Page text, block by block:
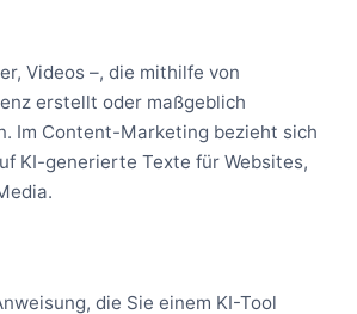
Videos –, die mithilfe von
erstellt oder maßgeblich
Im Content-Marketing bezieht sich
KI-generierte Texte für Websites,
die Sie einem KI-Tool